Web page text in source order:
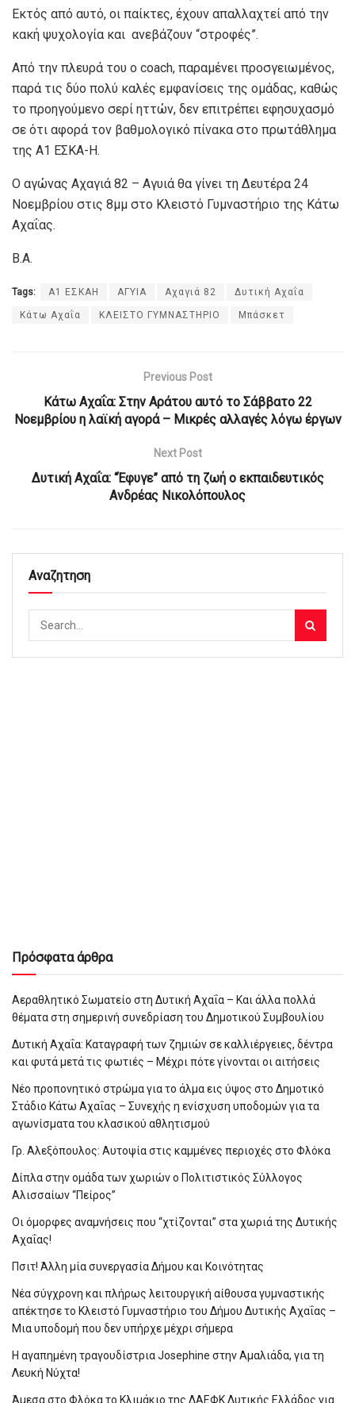
Εκτός από αυτό, οι παίκτες, έχουν απαλλαχτεί από την
κακή ψυχολογία και ανεβάζουν “στροφές”.
Από την πλευρά του ο coach, παραμένει προσγειωμένος,
παρά τις δύο πολύ καλές εμφανίσεις της ομάδας, καθώς
το προηγούμενο σερί ηττών, δεν επιτρέπει εφησυχασμό
σε ότι αφορά τον βαθμολογικό πίνακα στο πρωτάθλημα
της Α1 ΕΣΚΑ-Η.
Ο αγώνας Αχαγιά 82 – Αγυιά θα γίνει τη Δευτέρα 24
Νοεμβρίου στις 8μμ στο Κλειστό Γυμναστήριο της Κάτω
Αχαΐας.
Β.Α.
Tags: Α1 ΕΣΚΑΗ ΑΓΥΙΑ Αχαγιά 82 Δυτική Αχαΐα
Κάτω Αχαΐα ΚΛΕΙΣΤΟ ΓΥΜΝΑΣΤΗΡΙΟ Μπάσκετ
Previous Post
Κάτω Αχαΐα: Στην Αράτου αυτό το Σάββατο 22
Νοεμβρίου η λαϊκή αγορά – Μικρές αλλαγές λόγω έργων
Next Post
Δυτική Αχαΐα: “Έφυγε” από τη ζωή ο εκπαιδευτικός
Ανδρέας Νικολόπουλος
Αναζητηση
Πρόσφατα άρθρα
Αεραθλητικό Σωματείο στη Δυτική Αχαΐα – Και άλλα πολλά
θέματα στη σημερινή συνεδρίαση του Δημοτικού Συμβουλίου
Δυτική Αχαΐα: Καταγραφή των ζημιών σε καλλιέργειες, δέντρα
και φυτά μετά τις φωτιές – Μέχρι πότε γίνονται οι αιτήσεις
Νέο προπονητικό στρώμα για το άλμα εις ύψος στο Δημοτικό
Στάδιο Κάτω Αχαΐας – Συνεχής η ενίσχυση υποδομών για τα
αγωνίσματα του κλασικού αθλητισμού
Γρ. Αλεξόπουλος: Αυτοψία στις καμμένες περιοχές στο Φλόκα
Δίπλα στην ομάδα των χωριών ο Πολιτιστικός Σύλλογος
Αλισσαίων “Πείρος”
Οι όμορφες αναμνήσεις που “χτίζονται” στα χωριά της Δυτικής
Αχαΐας!
Πσιτ! Άλλη μία συνεργασία Δήμου και Κοινότητας
Νέα σύγχρονη και πλήρως λειτουργική αίθουσα γυμναστικής
απέκτησε το Κλειστό Γυμναστήριο του Δήμου Δυτικής Αχαΐας –
Μια υποδομή που δεν υπήρχε μέχρι σήμερα
Η αγαπημένη τραγουδίστρια Josephine στην Αμαλιάδα, για τη
Λευκή Νύχτα!
Άμεσα στο Φλόκα το Κλιμάκιο της ΔΑΕΦΚ Δυτικής Ελλάδος για